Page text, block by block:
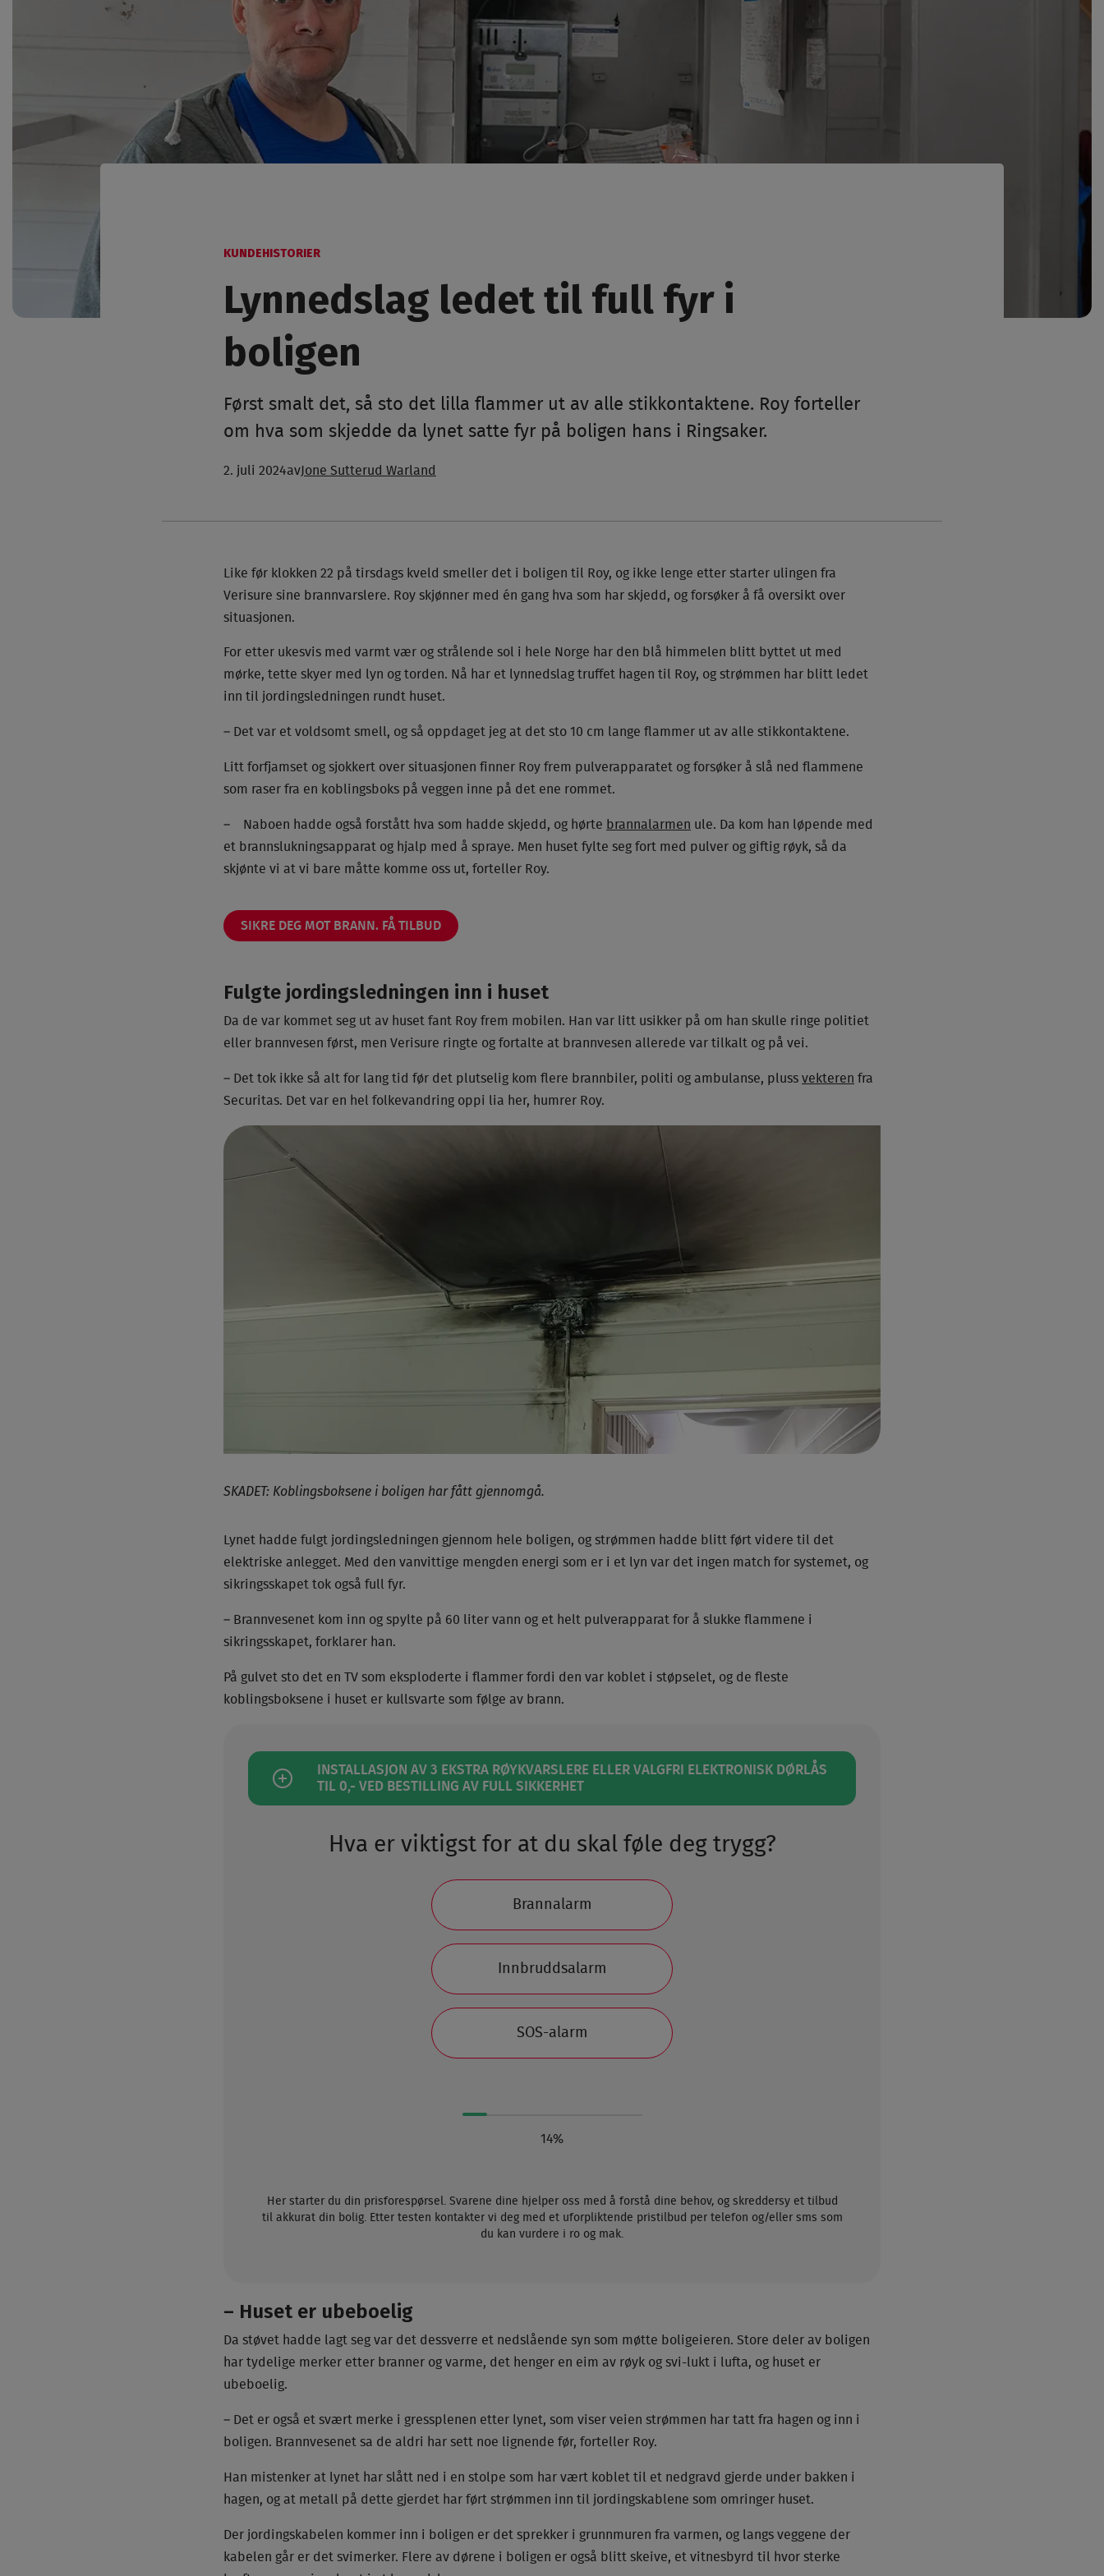
KUNDEHISTORIER
Lynnedslag ledet til full fyr i
boligen
Først smalt det, så sto det lilla flammer ut av alle stikkontaktene. Roy forteller
om hva som skjedde da lynet satte fyr på boligen hans i Ringsaker.
2. juli 2024av Jone Sutterud Warland
Like før klokken 22 på tirsdags kveld smeller det i boligen til Roy, og ikke lenge etter starter ulingen fra
Verisure sine brannvarslere. Roy skjønner med én gang hva som har skjedd, og forsøker å få oversikt over
situasjonen.
For etter ukesvis med varmt vær og strålende sol i hele Norge har den blå himmelen blitt byttet ut med
mørke, tette skyer med lyn og torden. Nå har et lynnedslag truffet hagen til Roy, og strømmen har blitt ledet
inn til jordingsledningen rundt huset.
– Det var et voldsomt smell, og så oppdaget jeg at det sto 10 cm lange flammer ut av alle stikkontaktene.
Litt forfjamset og sjokkert over situasjonen finner Roy frem pulverapparatet og forsøker å slå ned flammene
som raser fra en koblingsboks på veggen inne på det ene rommet.
– Naboen hadde også forstått hva som hadde skjedd, og hørte brannalarmen ule. Da kom han løpende med
et brannslukningsapparat og hjalp med å spraye. Men huset fylte seg fort med pulver og giftig røyk, så da
skjønte vi at vi bare måtte komme oss ut, forteller Roy.
SIKRE DEG MOT BRANN. FÅ TILBUD
Fulgte jordingsledningen inn i huset
Da de var kommet seg ut av huset fant Roy frem mobilen. Han var litt usikker på om han skulle ringe politiet
eller brannvesen først, men Verisure ringte og fortalte at brannvesen allerede var tilkalt og på vei.
– Det tok ikke så alt for lang tid før det plutselig kom flere brannbiler, politi og ambulanse, pluss vekteren fra
Securitas. Det var en hel folkevandring oppi lia her, humrer Roy.
SKADET: Koblingsboksene i boligen har fått gjennomgå.
Lynet hadde fulgt jordingsledningen gjennom hele boligen, og strømmen hadde blitt ført videre til det
elektriske anlegget. Med den vanvittige mengden energi som er i et lyn var det ingen match for systemet, og
sikringsskapet tok også full fyr.
– Brannvesenet kom inn og spylte på 60 liter vann og et helt pulverapparat for å slukke flammene i
sikringsskapet, forklarer han.
På gulvet sto det en TV som eksploderte i flammer fordi den var koblet i støpselet, og de fleste
koblingsboksene i huset er kullsvarte som følge av brann.
INSTALLASJON AV 3 EKSTRA RØYKVARSLERE ELLER VALGFRI ELEKTRONISK DØRLÅS
TIL 0,- VED BESTILLING AV FULL SIKKERHET
Hva er viktigst for at du skal føle deg trygg?
Brannalarm
Innbruddsalarm
SOS-alarm
14%
Her starter du din prisforespørsel. Svarene dine hjelper oss med å forstå dine behov, og skreddersy et tilbud
til akkurat din bolig. Etter testen kontakter vi deg med et uforpliktende pristilbud per telefon og/eller sms som
du kan vurdere i ro og mak.
– Huset er ubeboelig
Da støvet hadde lagt seg var det dessverre et nedslående syn som møtte boligeieren. Store deler av boligen
har tydelige merker etter branner og varme, det henger en eim av røyk og svi-lukt i lufta, og huset er
ubeboelig.
– Det er også et svært merke i gressplenen etter lynet, som viser veien strømmen har tatt fra hagen og inn i
boligen. Brannvesenet sa de aldri har sett noe lignende før, forteller Roy.
Han mistenker at lynet har slått ned i en stolpe som har vært koblet til et nedgravd gjerde under bakken i
hagen, og at metall på dette gjerdet har ført strømmen inn til jordingskablene som omringer huset.
Der jordingskabelen kommer inn i boligen er det sprekker i grunnmuren fra varmen, og langs veggene der
kabelen går er det svimerker. Flere av dørene i boligen er også blitt skeive, et vitnesbyrd til hvor sterke